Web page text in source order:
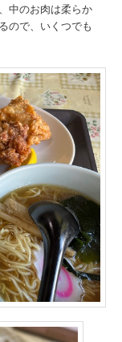
中のお肉は柔らか
ので、いくつでも